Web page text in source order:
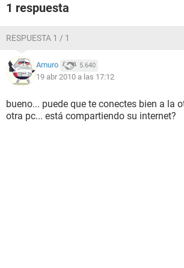
1 respuesta
RESPUESTA 1 / 1
Amuro 5.640
19 abr 2010 a las 17:12
bueno... puede que te conectes bien a la
otra pc... está compartiendo su internet?